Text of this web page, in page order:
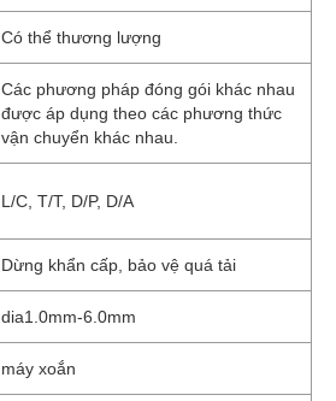
Có thể thương lượng
Các phương pháp đóng gói khác nhau
được áp dụng theo các phương thức
vận chuyển khác nhau.
L/C, T/T, D/P, D/A
Dừng khẩn cấp, bảo vệ quá tải
dia1.0mm-6.0mm
máy xoắn